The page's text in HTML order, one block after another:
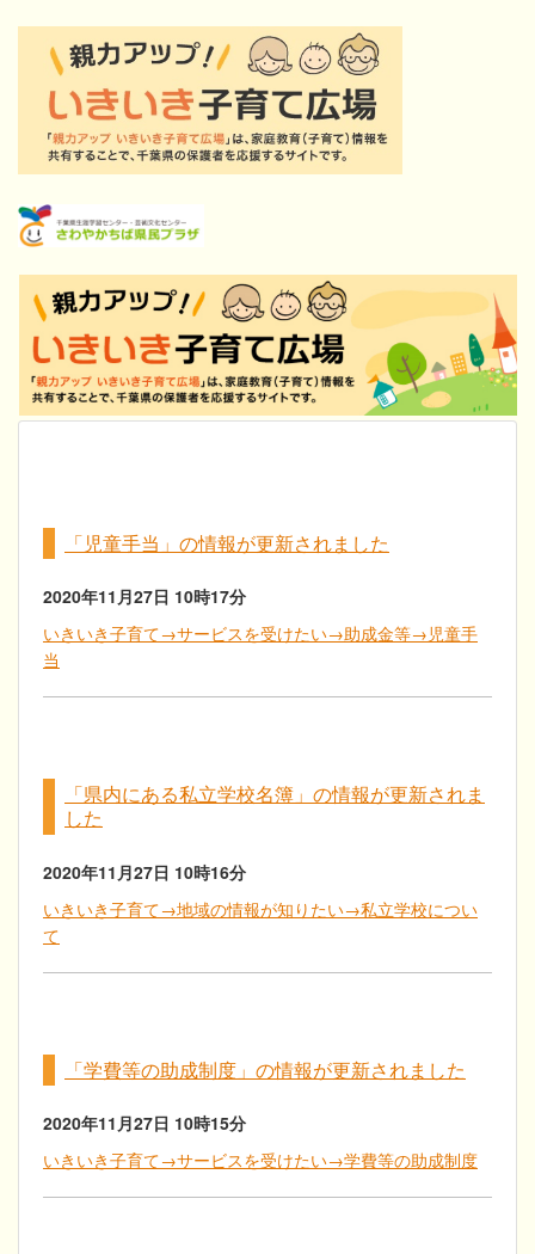
「児童手当」の情報が更新されました
2020年11月27日 10時17分
いきいき子育て→サービスを受けたい→助成金等→児童手
当
「県内にある私立学校名簿」の情報が更新されま
した
2020年11月27日 10時16分
いきいき子育て→地域の情報が知りたい→私立学校につい
て
「学費等の助成制度」の情報が更新されました
2020年11月27日 10時15分
いきいき子育て→サービスを受けたい→学費等の助成制度